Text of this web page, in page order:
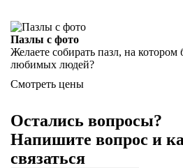
Пазлы с фото
Желаете собирать пазл, на котором
любимых людей?
Смотреть цены
Остались вопросы?
Напишите вопрос и
связаться